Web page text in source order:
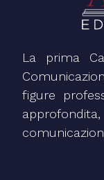
La prima
figure